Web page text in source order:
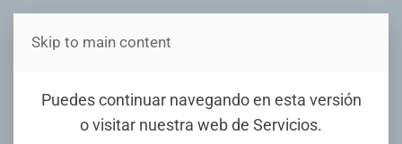
Estás en Telenord Medios
Puedes continuar navegando en esta versión
o visitar nuestra web de Servicios.
Skip to main content
¿Buscas más proteína?
Estos 15 alimentos te